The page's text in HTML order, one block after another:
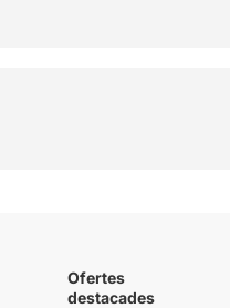
Ofertes
destacades